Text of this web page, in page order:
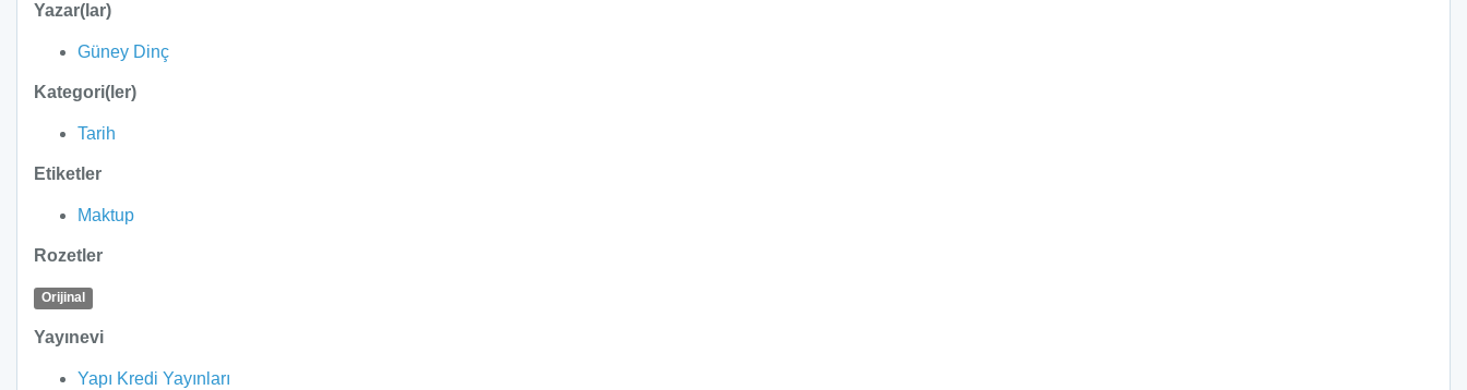
Yazar(lar)
Güney Dinç
Kategori(ler)
Tarih
Etiketler
Maktup
Rozetler
Orijinal
Yayınevi
Yapı Kredi Yayınları